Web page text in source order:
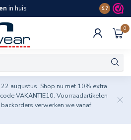
in huis Spaar
9.7
0
augustus. Shop nu met 10% extra
VAKANTIE10. Voorraadartikelen
verwerken we vanaf